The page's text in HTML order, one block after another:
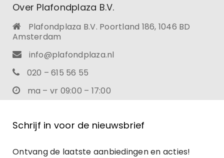
Over Plafondplaza B.V.
Plafondplaza B.V. Poortland 186, 1046 BD
Amsterdam
info@plafondplaza.nl
020 – 615 56 55
ma – vr 09:00 – 17:00
Schrijf in voor de nieuwsbrief
Ontvang de laatste aanbiedingen en acties!